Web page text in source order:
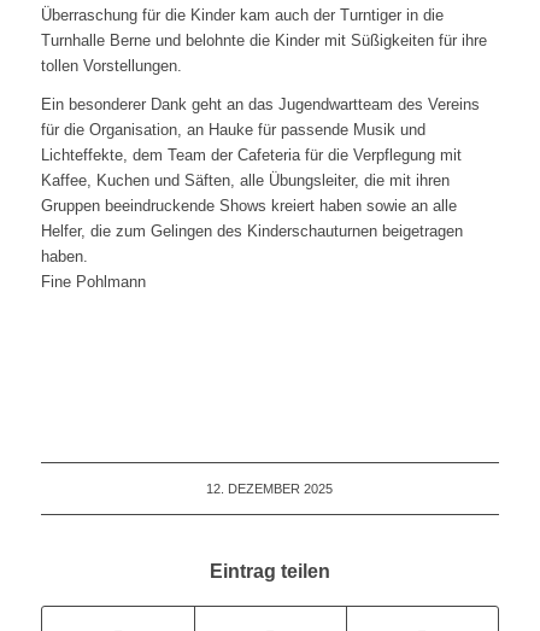
Überraschung für die Kinder kam auch der Turntiger in die
Turnhalle Berne und belohnte die Kinder mit Süßigkeiten für ihre
tollen Vorstellungen.
Ein besonderer Dank geht an das Jugendwartteam des Vereins
für die Organisation, an Hauke für passende Musik und
Lichteffekte, dem Team der Cafeteria für die Verpflegung mit
Kaffee, Kuchen und Säften, alle Übungsleiter, die mit ihren
Gruppen beeindruckende Shows kreiert haben sowie an alle
Helfer, die zum Gelingen des Kinderschauturnen beigetragen
haben.
Fine Pohlmann
12. DEZEMBER 2025
Eintrag teilen